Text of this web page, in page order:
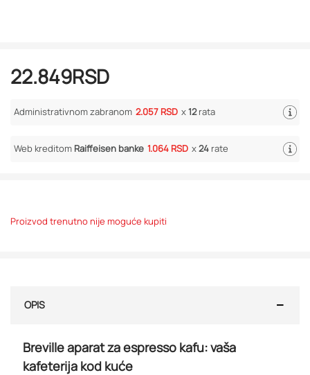
22.849RSD
Administrativnom zabranom 2.057 RSD x12rata
Web kreditom Raiffeisen banke 1.064 RSD x24 rate
Proizvod trenutno nije moguće kupiti
OPIS
Breville aparat za espresso kafu: vaša
kafeterija kod kuće